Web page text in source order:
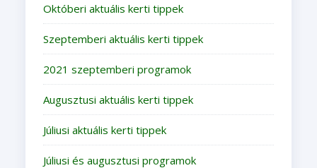
Októberi aktuális kerti tippek
Szeptemberi aktuális kerti tippek
2021 szeptemberi programok
Augusztusi aktuális kerti tippek
Júliusi aktuális kerti tippek
Júliusi és augusztusi programok